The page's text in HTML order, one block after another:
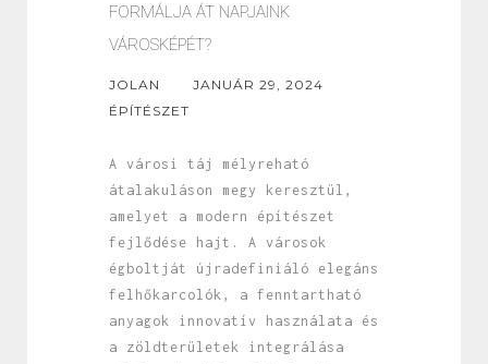
FORMÁLJA ÁT NAPJAINK
VÁROSKÉPÉT?
JOLAN
JANUÁR 29, 2024
ÉPÍTÉSZET
A városi táj mélyreható
átalakuláson megy keresztül,
amelyet a modern építészet
fejlődése hajt. A városok
égboltját újradefiniáló elegáns
felhőkarcolók, a fenntartható
anyagok innovatív használata és
a zöldterületek integrálása